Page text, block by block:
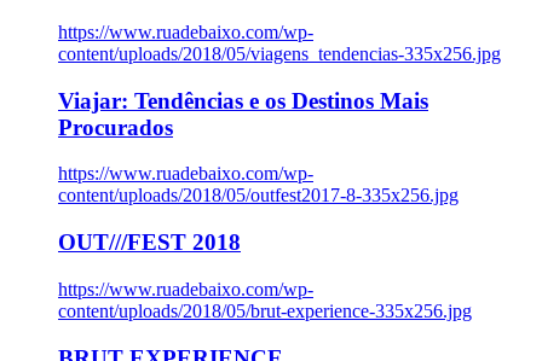
https://www.ruadebaixo.com/wp-
content/uploads/2018/05/viagens_tendencias-335x256.jpg
Viajar: Tendências e os Destinos Mais
Procurados
https://www.ruadebaixo.com/wp-
content/uploads/2018/05/outfest2017-8-335x256.jpg
OUT///FEST 2018
https://www.ruadebaixo.com/wp-
content/uploads/2018/05/brut-experience-335x256.jpg